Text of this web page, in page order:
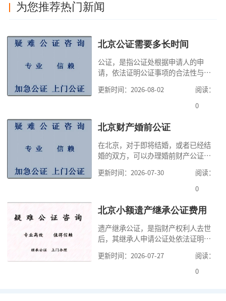
为您推荐热门新闻
北京公证需要多长时间
公证，是指公证处根据申请人的申
请，依法证明公证事项的合法性与真
高公证事项的效力，固定证据，但是
很多人不知道在北京办理公证需要多
家，办理公证的时候除了需要按照公
道北京公证需要什么材料,北京公证需
要多少钱？北京公
更新时间：2026-08-02
阅读：
0
北京财产婚前公证
在北京，对于即将结婚，或者已经结
婚的双方，可以办理婚前财产公证，
式，可以避免个人财产引发的纠纷，
但是，在北京办理婚前财产公证，除
料外，公证咨询告诉大家，我们有必
京婚前财产公证机构？了解这些不仅
有利于我们根
更新时间：2026-07-30
阅读：
0
北京小额遗产继承公证费用
遗产继承公证，是指财产权利人去世
后，其继承人申请公证处依法证明继
的证明活动。通过公证，继承人可以
拿着享有继承权的公证书办理遗产过
更新时间：2026-07-27
阅读：
0